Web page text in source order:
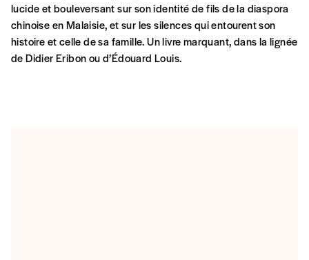
lucide et bouleversant sur son identité de fils de la diaspora
chinoise en Malaisie, et sur les silences qui entourent son
histoire et celle de sa famille. Un livre marquant, dans la lignée
de Didier Eribon ou d’Édouard Louis.